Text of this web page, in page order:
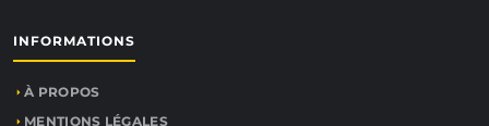
INFORMATIONS
À PROPOS
MENTIONS LÉGALES